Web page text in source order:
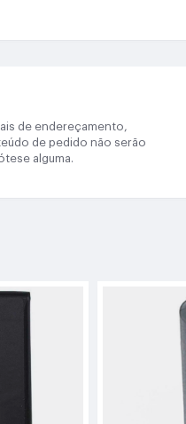
de endereçamento,
de pedido não serão
alguma.